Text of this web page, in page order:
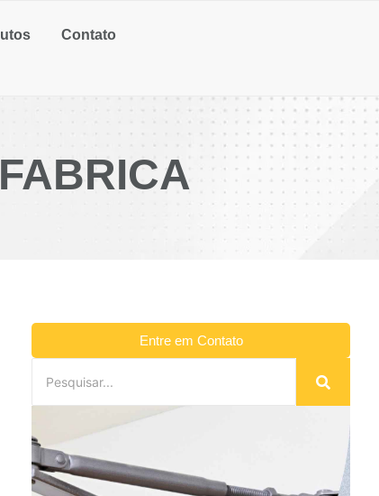
Contato
Entre em Contato